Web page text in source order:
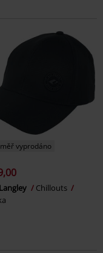
vyprodáno
Chillouts